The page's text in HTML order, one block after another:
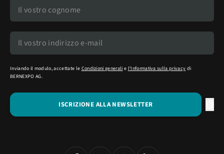
Inviando il modulo, accettate le Condizioni generali e l'Informativa sulla privacy di
BERNEXPO AG.